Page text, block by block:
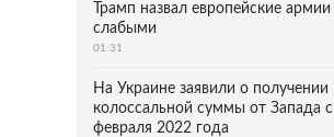
Трамп назвал европейские армии
слабыми
01:31
На Украине заявили о получении
колоссальной суммы от Запада с
февраля 2022 года